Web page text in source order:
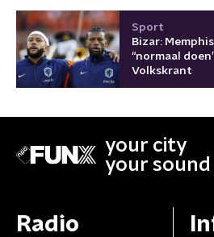
Sport
Bizar:
“normaal
Volkskrant
your city
your sound
Radio